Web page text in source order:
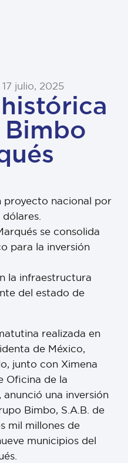
17 julio, 2025
proyecto nacional por
se consolida
para la inversión
la infraestructura
del estado de
realizada en
de México,
junto con Ximena
Oficina de la
una inversión
Bimbo, S.A.B. de
mil millones de
municipios del